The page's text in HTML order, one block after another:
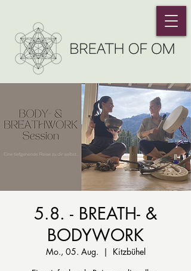
5.8. - BREATH- &
BODYWORK
Mo., 05. Aug.
  |
Kitzbühel